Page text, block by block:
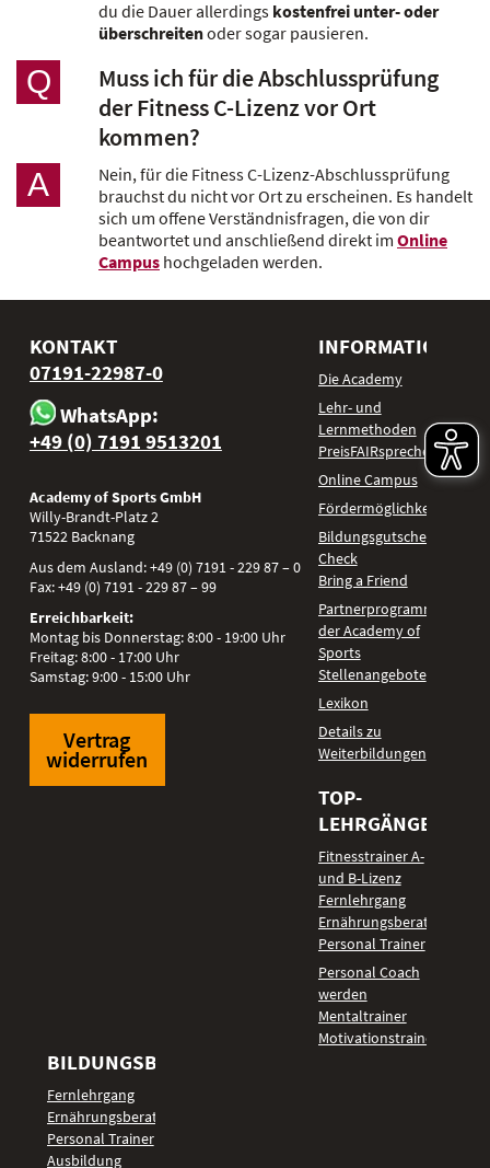
du die Dauer allerdings kostenfrei unter- oder
überschreitenoder sogar pausieren.
Q
Muss ich für die Abschlussprüfung
der Fitness C-Lizenz vor Ort
kommen?
A
Nein, für die Fitness C-Lizenz-Abschlussprüfung
brauchst du nicht vor Ort zu erscheinen. Es handelt
sich um offene Verständnisfragen, die von dir
beantwortet und anschließend direkt im Online
Campus hochgeladen werden.
KONTAKT
07191-22987-0
WhatsApp:
+49 (0) 7191 9513201
Academy of Sports GmbH
Willy-Brandt-Platz 2
71522 Backnang
Aus dem Ausland:+49 (0) 7191 - 229 87 – 0
Fax:+49 (0) 7191 - 229 87 – 99
Erreichbarkeit:
Montag bis Donnerstag: 8:00 - 19:00 Uhr
Freitag: 8:00 - 17:00 Uhr
Samstag: 9:00 - 15:00 Uhr
Vertrag
widerrufen
INFORMATIONEN
Die Academy
Lehr- und
Lernmethoden
PreisFAIRsprechen
Online Campus
Fördermöglichkeiten
Bildungsgutschein
Check
Bring a Friend
Partnerprogramm
der Academy of
Sports
Stellenangebote
Lexikon
Details zu
Weiterbildungen
TOP-
LEHRGÄNGE
Fitnesstrainer A-
und B-Lizenz
Fernlehrgang
Ernährungsberater
Personal Trainer
Personal Coach
werden
Mentaltrainer
Motivationstrainer
BILDUNGSBEREICHE
Fernlehrgang
Ernährungsberater
Personal Trainer
Ausbildung